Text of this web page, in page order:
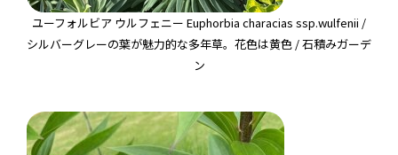
ユーフォルビア ウルフェニー Euphorbia characias ssp.wulfenii /
シルバーグレーの葉が魅力的な多年草。花色は黄色 / 石積みガーデ
ン